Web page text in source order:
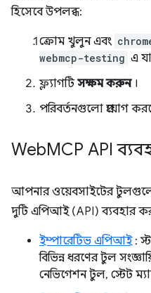
হিসেবে উপলব্ধ:
ক্রোম খুলুন এবং
webmcp-testing এ
ফ্ল্যাগটিসক্ষম করুন।
পরিবর্তনগুলো প্রয়োগ
WebMCP API
আপনার ওয়েবসাইটের
দুটি এপিআই (API) ব্যবহার
ইম্পারেটিভ এপিআই:
বিভিন্ন ধরণের টুল
নেভিগেশন টুল, স্টেট